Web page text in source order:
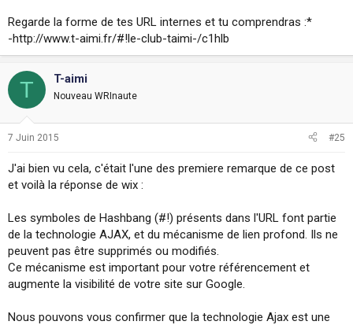
Regarde la forme de tes URL internes et tu comprendras :*
-http://www.t-aimi.fr/#!le-club-taimi-/c1hlb
T T-aimi
Nouveau WRInaute
7 Juin 2015 #25
J'ai bien vu cela, c'était l'une des premiere remarque de ce post
et voilà la réponse de wix :
Les symboles de Hashbang (#!) présents dans l'URL font partie
de la technologie AJAX, et du mécanisme de lien profond. Ils ne
peuvent pas être supprimés ou modifiés.
Ce mécanisme est important pour votre référencement et
augmente la visibilité de votre site sur Google.
Nous pouvons vous confirmer que la technologie Ajax est une